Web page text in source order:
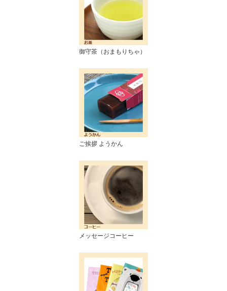
御守茶（おまもりちゃ）
ご挨拶 ようかん
メッセージコーヒー